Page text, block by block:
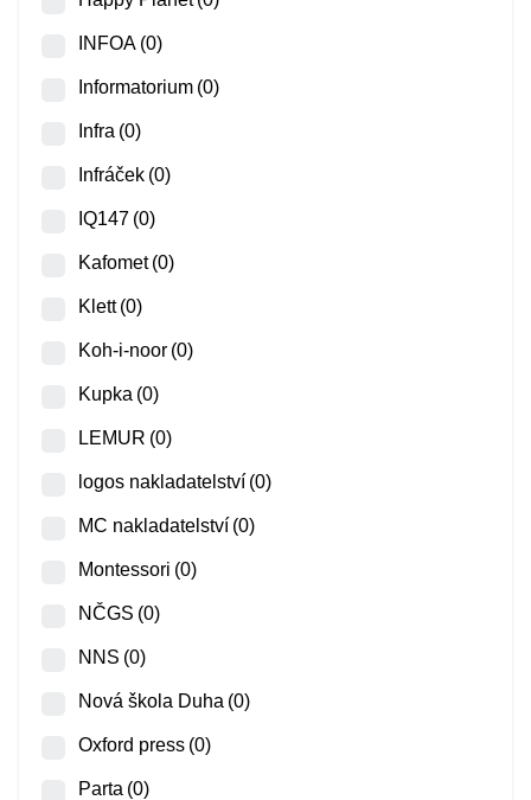
INFOA (0)
Informatorium (0)
Infra (0)
Infráček (0)
IQ147 (0)
Kafomet (0)
Klett (0)
Koh-i-noor (0)
Kupka (0)
LEMUR (0)
logos nakladatelství (0)
MC nakladatelství (0)
Montessori (0)
NČGS (0)
NNS (0)
Nová škola Duha (0)
Oxford press (0)
Parta (0)